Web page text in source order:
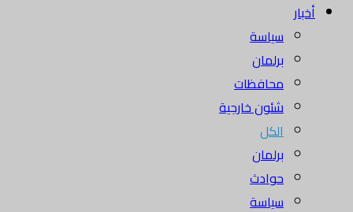
أخبار
سياسة
برلمان
محافظات
شئون خارجية
الكل
برلمان
حوادث
سياسة